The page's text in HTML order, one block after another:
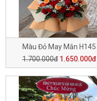
Màu Đỏ May Mắn H145
1.700.000đ 1.650.000đ